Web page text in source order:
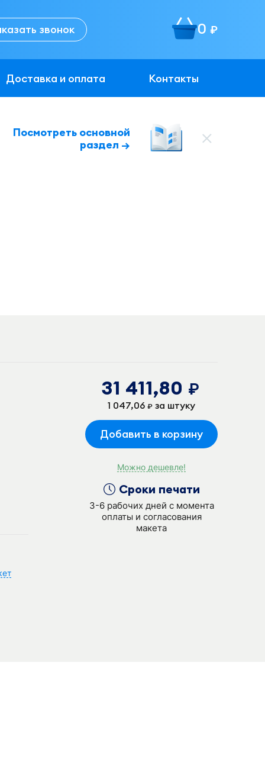
звонок 0 руб.
Доставка и оплата Контакты
Посмотреть основной
раздел →
31 411,80 руб.
1 047,06 руб. за штуку
Добавить в корзину
Можно дешевле!
Сроки печати
3-6 рабочих дней с момента
оплаты и согласования
макета